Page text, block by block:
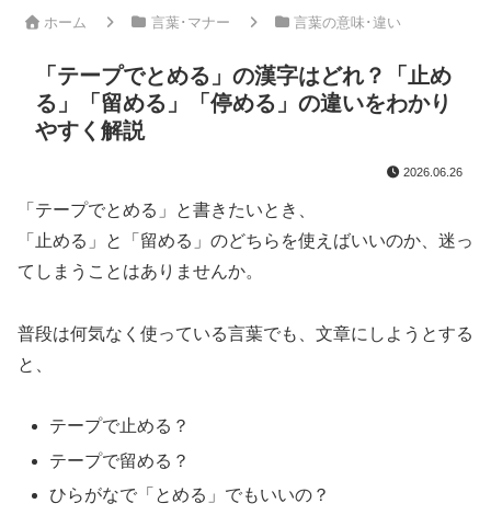
ホーム 言葉･マナー 言葉の意味･違い
「テープでとめる」の漢字はどれ？「止め
る」「留める」「停める」の違いをわかり
やすく解説
2026.06.26
「テープでとめる」と書きたいとき、
「止める」と「留める」のどちらを使えばいいのか、迷っ
てしまうことはありませんか。
普段は何気なく使っている言葉でも、文章にしようとする
と、
テープで止める？
テープで留める？
ひらがなで「とめる」でもいいの？